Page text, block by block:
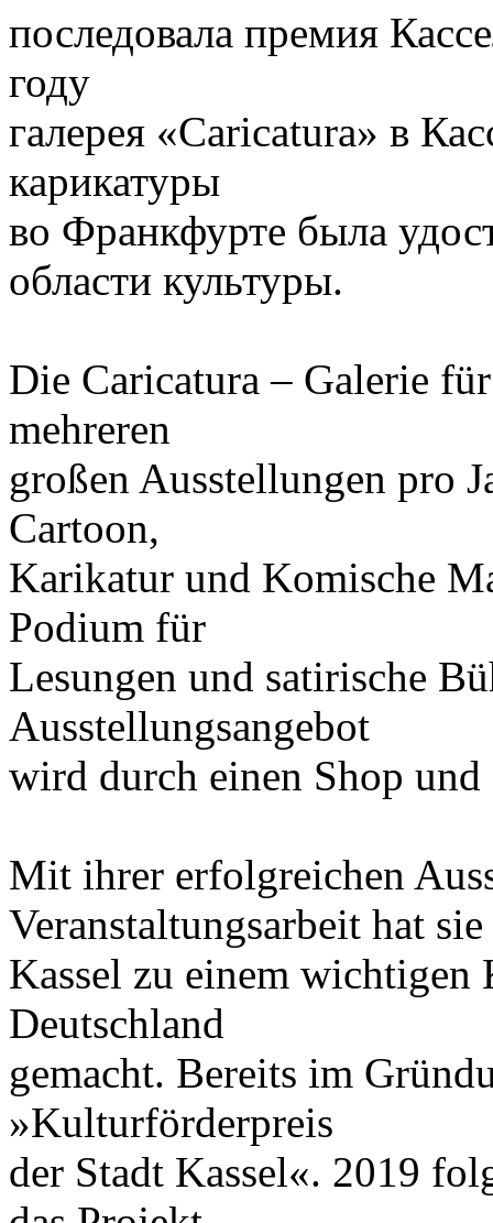
последовала премия
году
галерея «Caricatura» в
карикатуры
во Франкфурте была
области культуры.
Die Caricatura – Galerie
mehreren
großen Ausstellungen pro
Cartoon,
Karikatur und Komische
Podium für
Lesungen und satirische
Ausstellungsangebot
wird durch einen Shop und
Mit ihrer erfolgreichen
Veranstaltungsarbeit hat sie
Kassel zu einem
Deutschland
gemacht. Bereits im
»Kulturförderpreis
der Stadt Kassel«. 2019